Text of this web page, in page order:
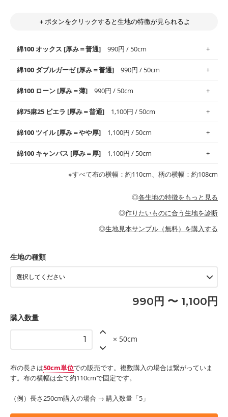
＋ボタンをクリックすると生地の特徴が見られるよ
綿100 オックス [厚み＝普通] 990円 / 50cm
使いやすさNo.1！しなやかさと適度な張りを併せ持ち、通気性の
高さがオックス生地の特徴です。当サイトのオックス生地は、
般にお使いいただけます。
※レッスンバッグ、上履き袋などの通園通学グッズにはツイル生
・布団カバーなどの寝具、カーテン
綿100 ダブルガーゼ [厚み＝普通] 990円 / 50cm
柔らかくふんわりとした肌触りが特徴です。ベビー用品やハンカ
チなど直接肌に触れるアイテムに最適です。高い吸湿性・通気性
す。
・スタイ、おくるみなどのベビーグッズ
・ブラウス、チュニック、ワンピースなどの洋服
・パジャマなどの寝具
綿100 ローン [厚み＝薄] 990円 / 50cm
上質で薄手の平織りの生地です。軽やかさとなめらかな手触りの
良さが魅力。透け感があるので、涼しげなトップスなどに最適で
・ブラウス、シャツ、チュニックなどのトップス
綿75麻25 ビエラ [厚み＝普通] 1,100円 / 50cm
コットン75％リネン25％の当店のビエラ生地は、オックス生地よ
りもふんわりとした柔らかい質感と適度な落ち感を感じられるの
綿100 ツイル [厚み＝やや厚] 1,100円 / 50cm
綾織りの生地です。しっかりとした張りと厚みがありながらも柔
らかいのが特徴です。生地の厚みは中厚手です。1枚でも透け感
・カーテン、エプロン、テーブルクロスなどの暮らしのアイテム
・パンツ、タックスカートなどのボトムス
もっと詳しく見る
綿100 キャンバス [厚み＝厚] 1,100円 / 50cm
耐久性があります。トートバッグ・ポーチ・ペンケースなどの布
小物、インテリア用品に向いています。
・工作用エプロン
もっと詳しく見る
※すべて布の横幅：約110cm、柄の横幅：約108cm
◎各生地の特徴をもっと見る
◎作りたいものに合う生地を診断
◎生地見本サンプル（無料）を購入する
生地の種類
990円 〜 1,100円
購入数量
× 50cm
布の長さは50cm単位での販売です。複数購入の場合は繋がっていま
す。布の横幅は全て約110cmで固定です。
（例）長さ250cm購入の場合 → 購入数量「5」